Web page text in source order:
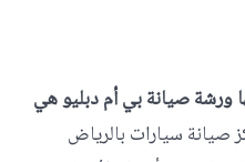
ورشة صيانة بي أم دبليو هي
صيانة سيارات بالرياض